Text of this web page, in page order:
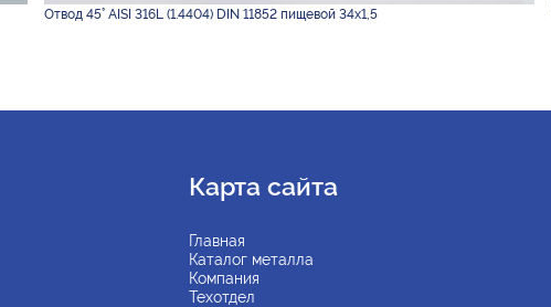
Отвод 45° AISI 316L (1.4404) DIN 11852 пищевой 34х1,5
Карта сайта
Главная
Каталог металла
Компания
Техотдел